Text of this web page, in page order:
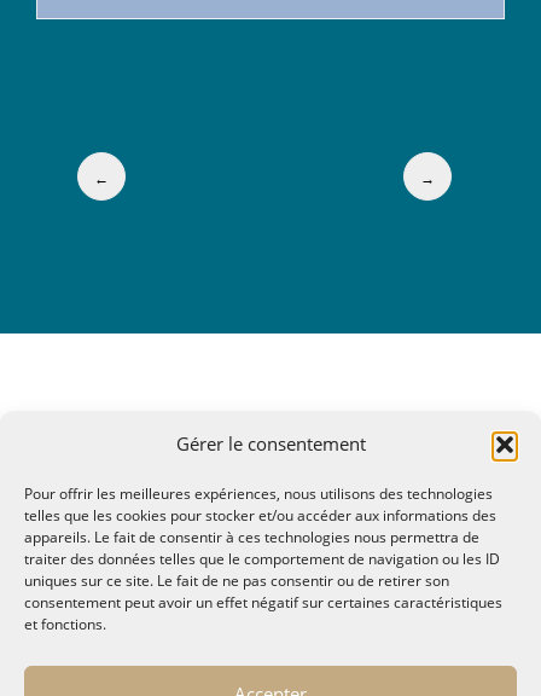
Gérer le consentement
Pour offrir les meilleures expériences, nous utilisons des technologies
telles que les cookies pour stocker et/ou accéder aux informations des
appareils. Le fait de consentir à ces technologies nous permettra de
traiter des données telles que le comportement de navigation ou les ID
uniques sur ce site. Le fait de ne pas consentir ou de retirer son
consentement peut avoir un effet négatif sur certaines caractéristiques
et fonctions.
← →
© MALTAE, Mémoire A Lire, Territoire A l'Ecoute / 1995-